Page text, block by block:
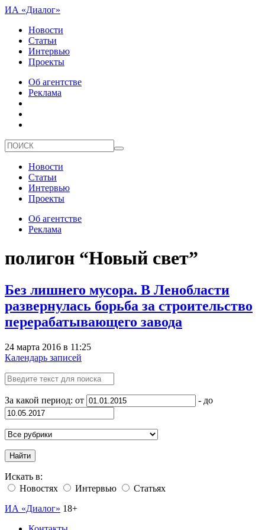
ИА «Диалог»
Новости
Статьи
Интервью
Проекты
Об агентстве
Реклама
Новости
Статьи
Интервью
Проекты
Об агентстве
Реклама
полигон “Новый свет”
Без лишнего мусора. В Ленобласти
развернулась борьба за строительство
перерабатывающего завода
24 марта 2016 в 11:25
Календарь записей
За какой период: от - до
Найти
Искать в:
Новостях
Интервью
Статьях
ИА «Диалог» 18+